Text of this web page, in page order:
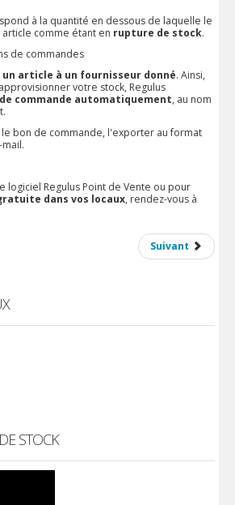
à la quantité en dessous de laquelle le
comme étant en rupture de stock.
de commandes
un article à un fournisseur donné. Ainsi,
votre stock, Regulus
commande automatiquement, au nom
bon de commande, l'exporter au format
logiciel Regulus Point de Vente ou pour
dans vos locaux, rendez-vous à
Suivant
STOCK